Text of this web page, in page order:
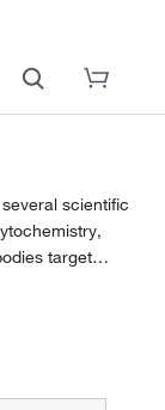
scientific
target
GATAD1